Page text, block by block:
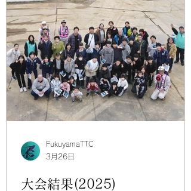
2026.8.17(月) 福島県卓球選手権大
会(ジュニアの部)県中地区大会
2026.8.16(日) 郡山卓球選手権大会
(ダブルスの部) 2026.8.10(月) 福島
県卓球選手権大会(カデットの部)県中地
区予選 2026.8.10(月)～12(水) ロー
トカップ第44回全国ホープス卓球大会
2026.8.7(金)～9(日) 第40回全国ホ
2026.7.24(金)～26(日) 全農杯
年全日本卓球選手権大会(ホカバの部)
大会結果(2025)
FukuyamaTTC
3月26日